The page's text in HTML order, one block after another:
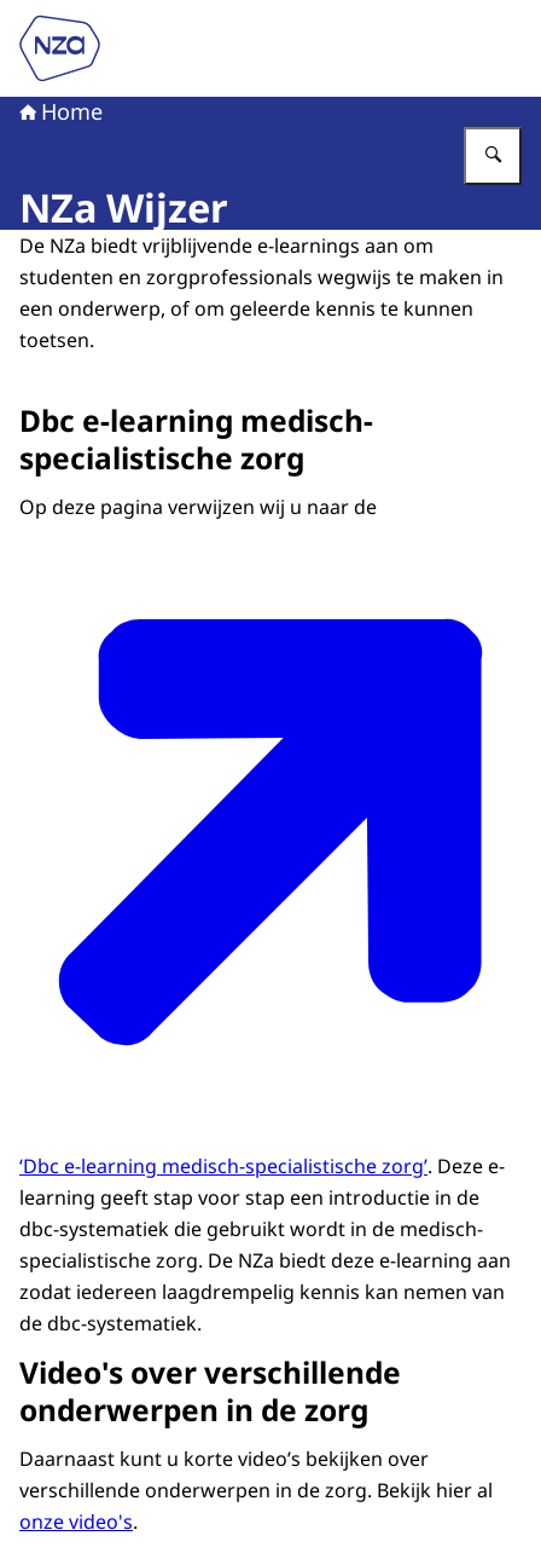
Naar de homepage van Nederlandse Zorgautoriteit
Home
NZa Wijzer
De NZa biedt vrijblijvende e-learnings aan om
studenten en zorgprofessionals wegwijs te maken in
een onderwerp, of om geleerde kennis te kunnen
toetsen.
Dbc e-learning medisch-
specialistische zorg
Op deze pagina verwijzen wij u naar de
‘Dbc e-learning medisch-specialistische zorg’. Deze e-
learning geeft stap voor stap een introductie in de
dbc-systematiek die gebruikt wordt in de medisch-
specialistische zorg. De NZa biedt deze e-learning aan
zodat iedereen laagdrempelig kennis kan nemen van
de dbc-systematiek.
Video's over verschillende
onderwerpen in de zorg
Daarnaast kunt u korte video’s bekijken over
verschillende onderwerpen in de zorg. Bekijk hier al
onzevideo's.